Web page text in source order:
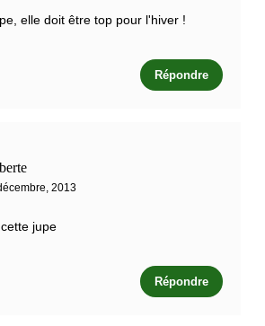
elle doit être top pour l'hiver !
Répondre
2013
jupe
Répondre